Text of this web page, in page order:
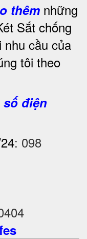
thêm những
Sắt chống
nhu cầu của
tôi theo
điện
: 098